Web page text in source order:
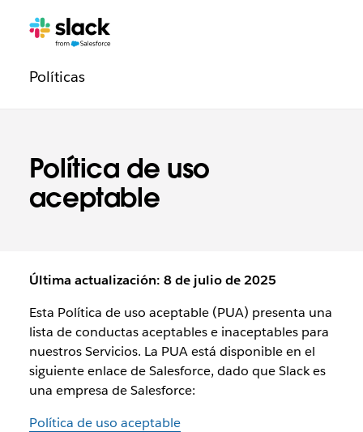
Política de uso
aceptable
Navegación
Legal
Páginas
Políticasadicionales
Última actualización: 8 de julio de 2025
Esta Política de uso aceptable (PUA) presenta una
lista de conductas aceptables e inaceptables para
nuestros Servicios. La PUA está disponible en el
siguiente enlace de Salesforce, dado que Slack es
una empresa de Salesforce:
Política de uso aceptable